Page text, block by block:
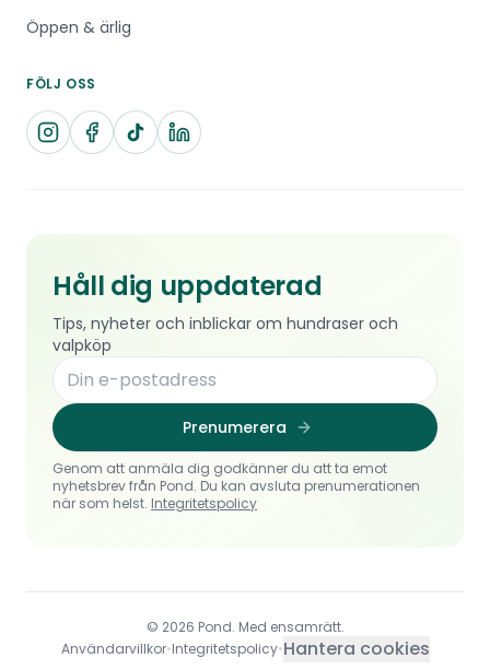
Öppen & ärlig
FÖLJ OSS
Håll dig uppdaterad
Tips, nyheter och inblickar om hundraser och
valpköp
Prenumerera
Genom att anmäla dig godkänner du att ta emot
nyhetsbrev från Pond. Du kan avsluta prenumerationen
när som helst. Integritetspolicy
© 2026 Pond. Med ensamrätt.
Användarvillkor•Integritetspolicy•Hantera cookies